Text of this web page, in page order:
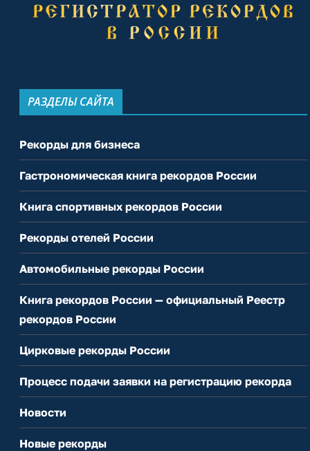
РАЗДЕЛЫ САЙТА
Рекорды для бизнеса
Гастрономическая книга рекордов России
Книга спортивных рекордов России
Рекорды отелей России
Автомобильные рекорды России
Книга рекордов России — официальный Реестр
рекордов России
Цирковые рекорды России
Процесс подачи заявки на регистрацию рекорда
Новости
Новые рекорды